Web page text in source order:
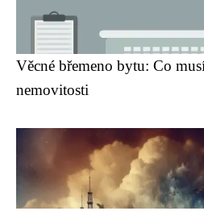
Věcné břemeno bytu: Co
nemovitosti